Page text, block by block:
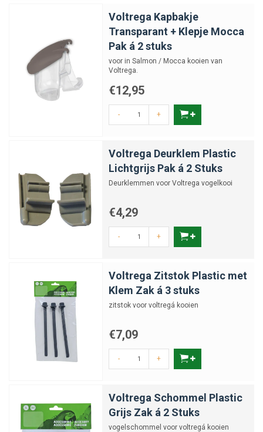
Voltrega Kapbakje
Transparant + Klepje Mocca
Pak á 2 stuks
voor in Salmon / Mocca kooien van
Voltrega.
€12,95
- +
Voltrega Deurklem Plastic
Lichtgrijs Pak á 2 Stuks
Deurklemmen voor Voltrega vogelkooi
€4,29
- +
Voltrega Zitstok Plastic met
Klem Zak á 3 stuks
zitstok voor voltregá kooien
€7,09
- +
Voltrega Schommel Plastic
Grijs Zak á 2 Stuks
vogelschommel voor voltregá kooien